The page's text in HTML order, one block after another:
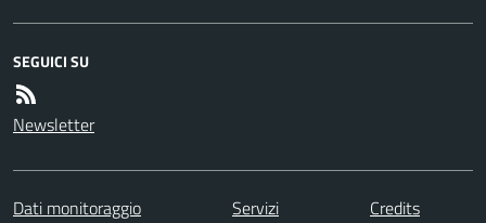
SEGUICI SU
Newsletter
Dati monitoraggio Servizi
Credits